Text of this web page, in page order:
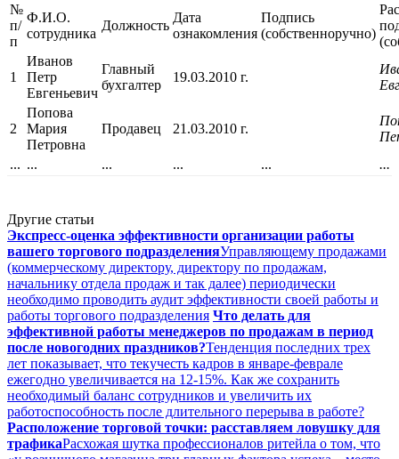
№
п/
п
Ф.И.О.
сотрудника
Должность
Дата
ознакомления
Подпись
(собственноручно)
1
Иванов
Петр
Евгеньевич
Главный
бухгалтер
19.03.2010 г.
2
Попова
Мария
Петровна
Продавец 21.03.2010 г.
... ... ... ... ... ...
Другие статьи
Экспресс-оценка эффективности организации работы
вашего торгового подразделенияУправляющему продажами
(коммерческому директору, директору по продажам,
начальнику отдела продаж и так далее) периодически
необходимо проводить аудит эффективности своей работы и
работы торгового подразделения Что делать для
эффективной работы менеджеров по продажам в период
после новогодних праздников?Тенденция последних трех
лет показывает, что текучесть кадров в январе-феврале
ежегодно увеличивается на 12-15%. Как же сохранить
необходимый баланс сотрудников и увеличить их
работоспособность после длительного перерыва в работе?
Расположение торговой точки: расставляем ловушку для
трафикаРасхожая шутка профессионалов ритейла о том, что